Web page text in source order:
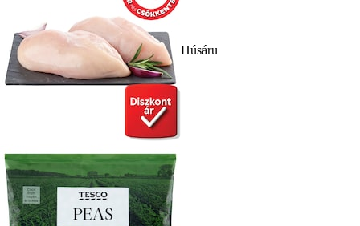
Húsáru